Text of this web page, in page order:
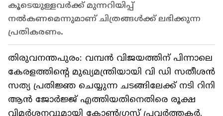
കൂടെയുള്ളവർക്ക് മുന്നറിയിപ്പ്
നൽകണമെന്നുമാണ് ചിത്രങ്ങൾക്ക് ലഭിക്കുന്ന
പ്രതികരണം.
തിരുവനന്തപുരം: വമ്പൻ വിജയത്തിന് പിന്നാലെ
കേരളത്തിന്റെ മുഖ്യമന്ത്രിയായി വി ഡി സതീശൻ
സത്യ പ്രതിജ്ഞ ചെയ്യുന്ന ചടങ്ങിലേക്ക് നടി റിനി
ആൻ ജോർജ്ജ് എത്തിയതിനെതിരെ രൂക്ഷ
വിമർശനവുമായി കോൺഗ്രസ് പ്രവർത്തകർ.